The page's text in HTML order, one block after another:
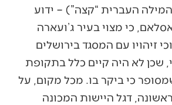
העברית “קצה”) – ידוע
כי מצוי בעיר ג’ועארה
זיהויו עם המסגד בירושלים
שכן לא היה קיים כלל בתקופת
כי ביקר בו. מכל מקום, על
דגל היישות המכונה